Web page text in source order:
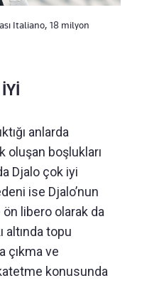
Italiano, 18 milyon
anlarda
oluşan boşlukları
Djalo çok iyi
ise Djalo’nun
libero olarak da
altında topu
çıkma ve
konusunda